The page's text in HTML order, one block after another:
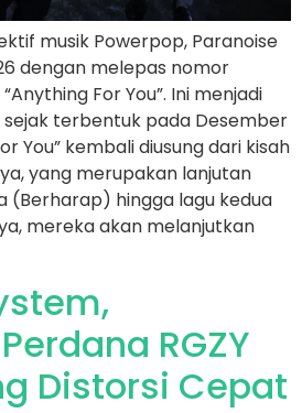
musik Powerpop, Paranoise
dengan melepas nomor
For You”. Ini menjadi
terbentuk pada Desember
You” kembali diusung dari kisah
yang merupakan lanjutan
(Berharap) hingga lagu kedua
mereka akan melanjutkan
RGZY
Distorsi Cepat